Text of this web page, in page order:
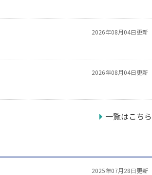
2026年08月04日更新
2026年08月04日更新
一覧はこちら
2025年07月28日更新